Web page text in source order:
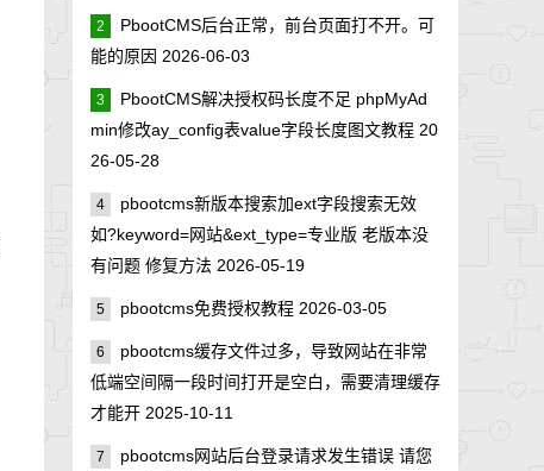
2
PbootCMS后台正常，前台页面打不开。可
能的原因 2026-06-03
3
PbootCMS解决授权码长度不足 phpMyAd
min修改ay_config表value字段长度图文教程 20
26-05-28
4
pbootcms新版本搜索加ext字段搜索无效
如?keyword=网站&ext_type=专业版 老版本没
有问题 修复方法 2026-05-19
5 pbootcms免费授权教程 2026-03-05
6
pbootcms缓存文件过多，导致网站在非常
低端空间隔一段时间打开是空白，需要清理缓存
才能开 2025-10-11
7
pbootcms网站后台登录请求发生错误 请您